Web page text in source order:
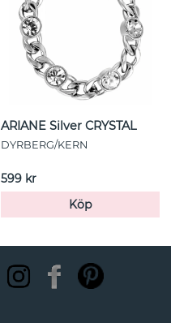
ARIANE Silver CRYSTAL
DYRBERG/KERN
599 kr
Köp